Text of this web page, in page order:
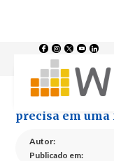
Blog
BI?
O que uma
precisa em
Autor:
Publicado em: